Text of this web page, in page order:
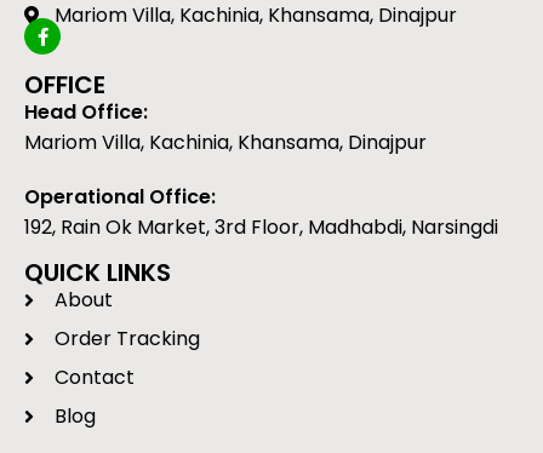
Mariom Villa, Kachinia, Khansama, Dinajpur
OFFICE
Head Office:
Mariom Villa, Kachinia, Khansama, Dinajpur
Operational Office:
192, Rain Ok Market, 3rd Floor, Madhabdi, Narsingdi
QUICK LINKS
About
Order Tracking
Contact
Blog